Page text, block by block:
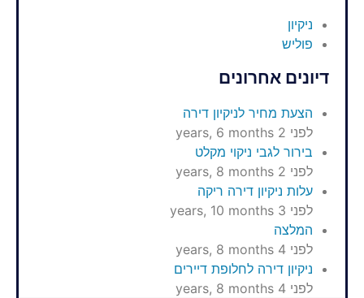
ניקיון
פוליש
דיונים אחרונים
הצעת מחיר לניקיון דירה
לפני 2 years, 6 months
בירור לגבי ניקוי מקלט
לפני 2 years, 8 months
עלות ניקיון דירה ריקה
לפני 3 years, 10 months
המלצה
לפני 4 years, 8 months
ניקיון דירה לחלופת דיירים
לפני 4 years, 8 months